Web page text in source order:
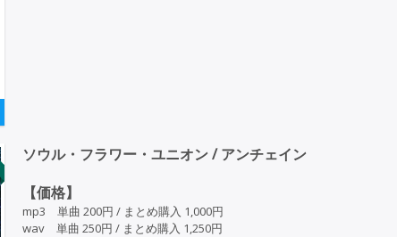
ソウル・フラワー・ユニオン / アンチェイン
【価格】
mp3 単曲 200円 / まとめ購入 1,000円
wav 単曲 250円 / まとめ購入 1,250円